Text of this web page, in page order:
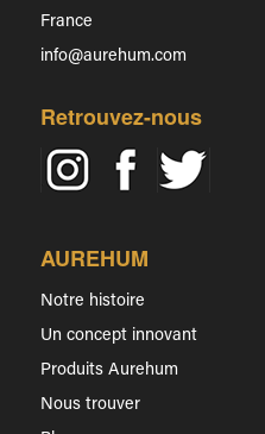
France
info@aurehum.com
Retrouvez-nous
AUREHUM
Notre histoire
Un concept innovant
Produits Aurehum
Nous trouver